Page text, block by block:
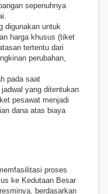
sepenuhnya
digunakan untuk
harga khusus (tiket
tertentu dari
perubahan,
pada saat
yang ditentukan
pesawat menjadi
dana atas biaya
proses
ke Kedutaan Besar
berdasarkan